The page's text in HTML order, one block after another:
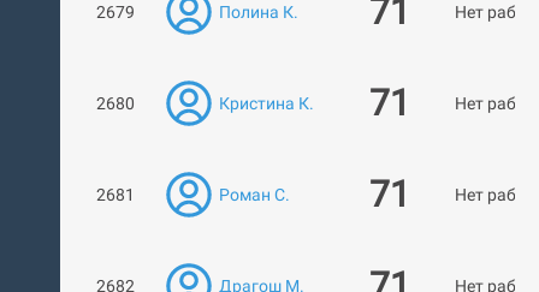
2679 Полина К. 71 Нет работ
2680 Кристина К. 71 Нет работ
2681 Роман С. 71 Нет работ
2682 Драгош М. Нет работ